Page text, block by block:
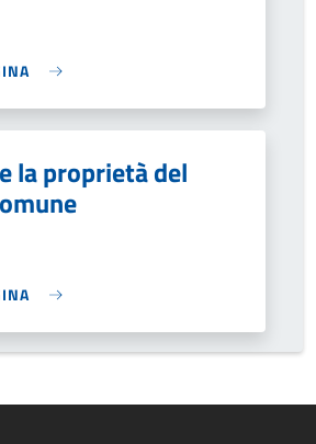
la proprietà del